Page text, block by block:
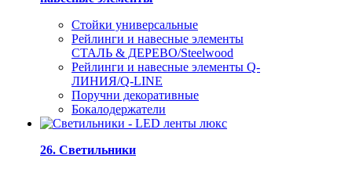
Стойки универсальные
Рейлинги и навесные элементы
СТАЛЬ & ДЕРЕВО/Steelwood
Рейлинги и навесные элементы Q-
ЛИНИЯ/Q-LINE
Поручни декоративные
Бокалодержатели
26. Светильники